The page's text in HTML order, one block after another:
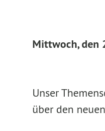
Mittwoch, den
Unser
über den